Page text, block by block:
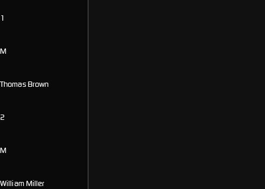
1
M
Thomas Brown
2
M
William Miller